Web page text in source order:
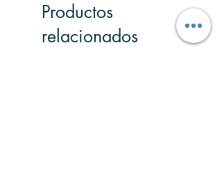
Productos
relacionados